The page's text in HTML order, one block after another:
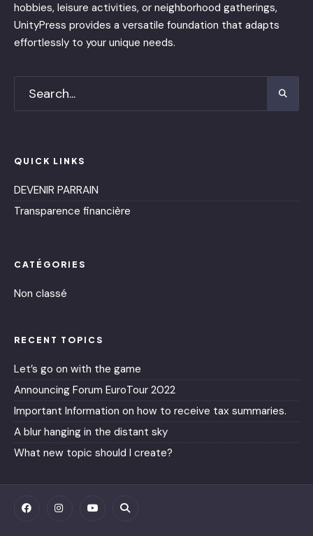
hobbies, leisure activities, or neighborhood gatherings,
UnityPress provides a versatile foundation that adapts
effortlessly to your unique needs.
QUICK LINKS
DEVENIR PARRAIN
Transparence financière
CATÉGORIES
Non classé
RECENT TOPICS
Let’s go on with the game
Announcing Forum EuroTour 2022
Important Information on how to receive tax summaries.
A blur hanging in the distant sky
What new topic should I create?